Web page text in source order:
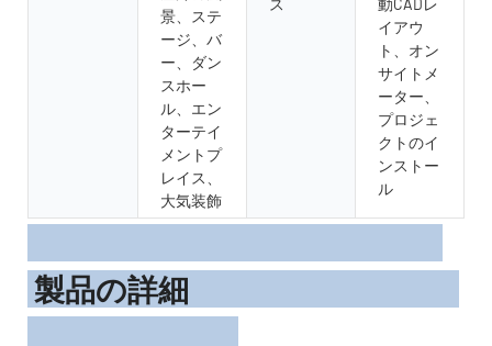
景、ステ
ージ、バ
ー、ダン
スホー
ル、エン
ターテイ
メントプ
レイス、
大気装飾
イアウ
ト、オン
サイトメ
ーター、
プロジェ
クトのイ
ンストー
ル
製品の詳細